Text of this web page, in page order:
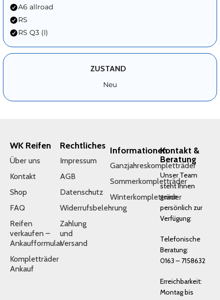
A6 allroad
RS
RS Q3 (I)
ZUSTAND
Neu
WK Reifen
Über uns
Kontakt
Shop
FAQ
Reifen
verkaufen –
Ankaufformular
Kompletträder
Ankauf
Rechtliches
Impressum
AGB
Datenschutz
Widerrufsbelehrung
Zahlung
und
Versand
Informationen
Ganzjahreskompletträder
Sommerkompletträder
Winterkompletträder
Kontakt &
Beratung
Unser Team
steht Ihnen
gerne
persönlich zur
Verfügung:
Telefonische
Beratung:
0163 – 7158632
Erreichbarkeit:
Montag bis